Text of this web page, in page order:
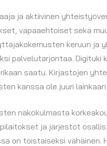
ja aktiivinen
vapaaehtoiset sekä
keruun ja
palvelutarjontaa.
saatu. Kirjastojen
kanssa ole juuri
näkökulmasta
ja järjestöt
on toistaiseksi vähäinen.